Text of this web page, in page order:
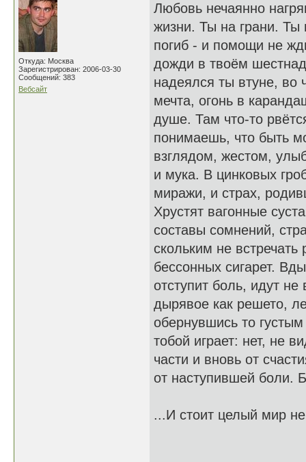
Откуда: Москва
Зарегистрирован: 2006-03-30
Сообщений: 383
Вебсайт
Любовь нечаянно
жизни. Ты на грани. Ты
погиб - и помощи не
дожди в твоём
надеялся ты втуне, во
мечта, огонь в
душе. Там что-то
понимаешь, что быть
взглядом, жестом,
и мука. В цинковых
миражи, и страх,
Хрустят вагонные
составы сомнений,
скольким не
бессонных сигарет.
отступит боль, идут
дырявое как решето,
обернувшись то
тобой играет: нет, не
части и вновь от
от наступившей боли.
...И стоит целый мир